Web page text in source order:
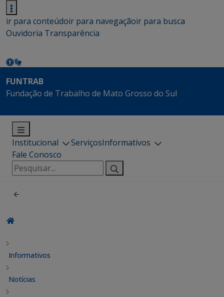
ir para conteúdoir para navegaçãoir para busca
Ouvidoria Transparência
FUNTRAB
Fundação de Trabalho de Mato Grosso do Sul
Institucional ServiçosInformativos
Fale Conosco
Pesquisar
por:
Informativos
Notícias